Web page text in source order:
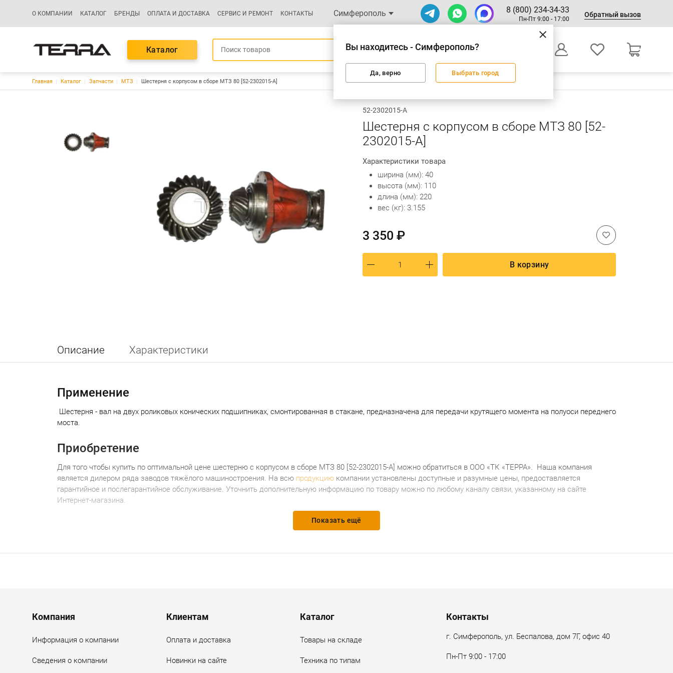
Основная навигация
О КОМПАНИИ КАТАЛОГ БРЕНДЫ ОПЛАТА И ДОСТАВКА СЕРВИС И РЕМОНТ КОНТАКТЫ Симферополь
Вы находитесь - Симферополь?
Да, верно Выбрать город
8 (800) 234-34-33
Пн-Пт 9:00 - 17:00
Обратный вызов
Каталог
Оформление заказа
Строка навигации
Главная Каталог Запчасти МТЗ Шестерня с корпусом в сборе МТЗ 80 [52-2302015-А]
52-2302015-А
Шестерня с корпусом в сборе МТЗ 80 [52-
2302015-А]
Характеристики товара
ширина (мм): 40
высота (мм): 110
длина (мм): 220
вес (кг): 3.155
3 350 ₽
В корзину
Описание Характеристики
Применение
Шестерня - вал на двух роликовых конических подшипниках, смонтированная в стакане, предназначена для передачи крутящего момента на полуоси переднего
моста.
Приобретение
Для того чтобы купить по оптимальной цене шестерню с корпусом в сборе МТЗ 80 [52-2302015-А] можно обратиться в ООО «ТК «ТЕРРА». Наша компания
является дилером ряда заводов тяжёлого машиностроения. На всю продукцию компании установлены доступные и разумные цены, предоставляется
гарантийное и послегарантийное обслуживание. Уточнить дополнительную информацию по товару можно по любому каналу связи, указанному на сайте
Интернет-магазина.
Показать ещё
Menu footer
Компания
Информация о компании
Сведения о компании
Клиентам
Оплата и доставка
Новинки на сайте
Каталог
Товары на складе
Техника по типам
Контакты
г. Симферополь, ул. Беспалова, дом 7Г, офис 40
Пн-Пт 9:00 - 17:00